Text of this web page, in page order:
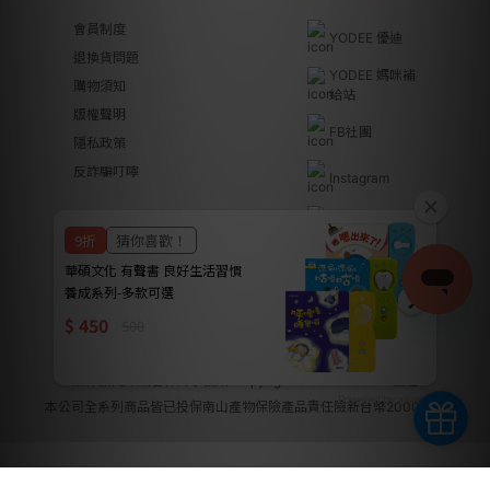
會員制度
退換貨問題
購物須知
版權聲明
隱私政策
反詐騙叮嚀
YODEE 優迪
YODEE 媽咪補
給站
FB社團
Instagram
Youtube
Line@
優迪國際股份有限公司 | YODEE INTERNATIONAL CO., LTD
本公司全系列商品皆已投保南山產物保險產品責任險新台幣2000萬元
Powered by awoo.ai